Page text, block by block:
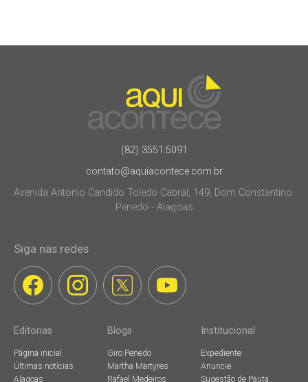
(82) 3551.5091
contato@aquiacontece.com.br
Avenida Antonio Candido Toledo Cabral, 149, Dom Constantino.
Penedo - Alagoas
Siga nas redes
Editorias
Página inicial
Últimas notícias
Alagoas
Blogs
Giro Penedo
Martha Martyres
Rafael Medeiros
Institucional
Expediente
Anuncie
Sugestão de Pauta